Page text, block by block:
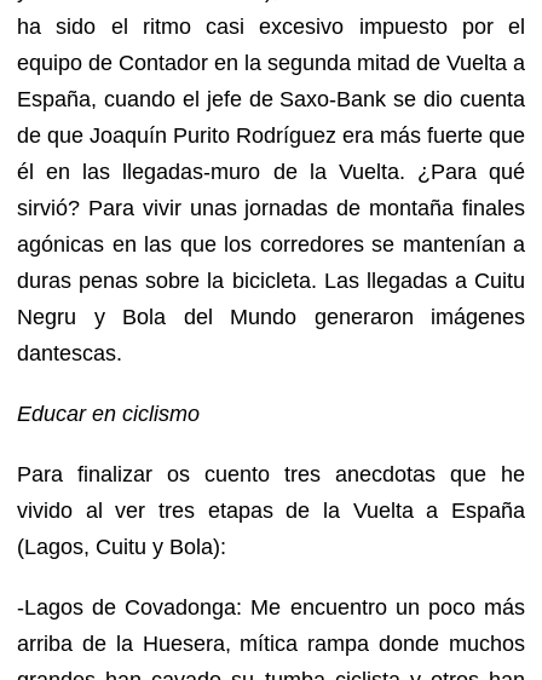
ha sido el ritmo casi excesivo impuesto por el
equipo de Contador en la segunda mitad de Vuelta a
España, cuando el jefe de Saxo-Bank se dio cuenta
de que Joaquín Purito Rodríguez era más fuerte que
él en las llegadas-muro de la Vuelta. ¿Para qué
sirvió? Para vivir unas jornadas de montaña finales
agónicas en las que los corredores se mantenían a
duras penas sobre la bicicleta. Las llegadas a Cuitu
Negru y Bola del Mundo generaron imágenes
dantescas.
Educar en ciclismo
Para finalizar os cuento tres anecdotas que he
vivido al ver tres etapas de la Vuelta a España
(Lagos, Cuitu y Bola):
-Lagos de Covadonga: Me encuentro un poco más
arriba de la Huesera, mítica rampa donde muchos